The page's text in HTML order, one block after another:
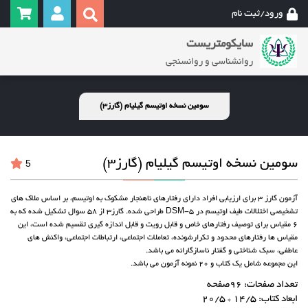
ورود/ثبت نام
سایکومتریست
روانشناسی و روانسنجی
سومین نسخه اوتیسم گیلیام (گارز3)
سومین نسخه اوتیسم گیلیام (گارز3) 5
آزمون گارز 3 برای ارزیابی افراد دارای رفتارهای ناهنجار مشکوک به اوتیسم، بر اساس ملاک های
تشخیصی اختلالات طیف اوتیسم در DSM-5 طراحی شده. گارز3 از 58 سوال تشکیل شده که به
6 مقیاس برای توصیف رفتارهای خاص و قابل رویت و قابل اندازه گیری تقسیم شده است، این
مقیاس ها رفتارهای محدود و تکرارشونده، تعاملات اجتماعی، ارتباطات اجتماعی، واکنش های
عاطفی، سبک شناختی و گفتار ناسازگارانه می باشد.
این مجموعه شامل یک کتاب و 20 نمونه آزمون می باشد.
تعداد صفحات: 96صفحه
ابعاد کتاب: 14/5 * 20/5